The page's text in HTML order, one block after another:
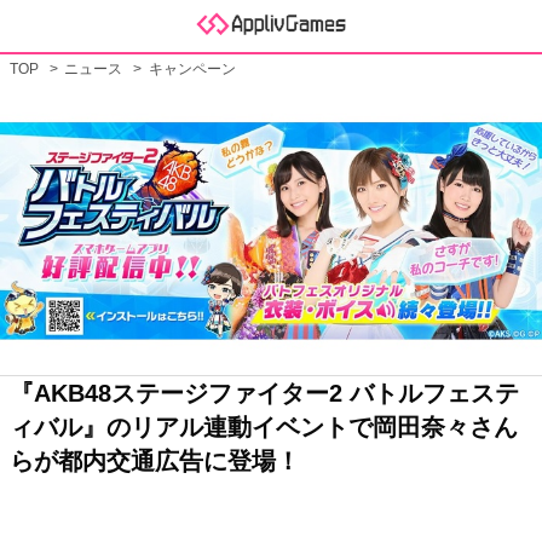
TOP ニュース キャンペーン
『AKB48ステージファイター2 バトルフェステ
ィバル』のリアル連動イベントで岡田奈々さん
らが都内交通広告に登場！